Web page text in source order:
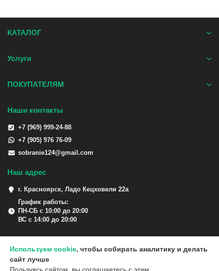
КАТАЛОГ
Услуги
ПОКУПАТЕЛЯМ
Наши контакты
+7 (969) 999-24-88
+7 (905) 976 76-09
sobranie124@gmail.com
Наш адрес
г. Красноярск, Ладо Кецховели 22а
График работы:
ПН-СБ с 10:00 до 20:00
ВС с 14:00 до 20:00
Используем cookie, чтобы собирать аналитику и делать
сайт лучше